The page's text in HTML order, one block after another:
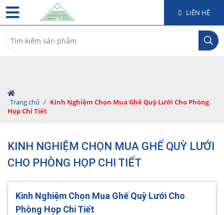
LIÊN HỆ
for:
Trang chủ / Kinh Nghiệm Chọn Mua Ghế Quỳ Lưới Cho Phòng
Họp Chi Tiết
KINH NGHIỆM CHỌN MUA GHẾ QUỲ LƯỚI
CHO PHÒNG HỌP CHI TIẾT
Kinh Nghiệm Chọn Mua Ghế Quỳ Lưới Cho
Phòng Họp Chi Tiết